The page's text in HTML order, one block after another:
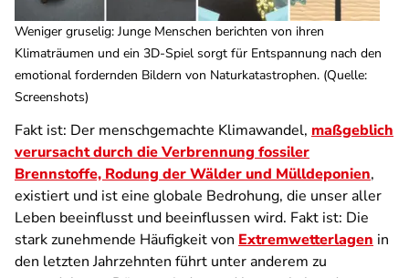
Weniger gruselig: Junge Menschen berichten von ihren
Klimaträumen und ein 3D-Spiel sorgt für Entspannung nach den
emotional fordernden Bildern von Naturkatastrophen. (Quelle:
Screenshots)
Fakt ist: Der menschgemachte Klimawandel, maßgeblich
verursacht durch die Verbrennung fossiler
Brennstoffe, Rodung der Wälder und Mülldeponien,
existiert und ist eine globale Bedrohung, die unser aller
Leben beeinflusst und beeinflussen wird. Fakt ist: Die
stark zunehmende Häufigkeit von Extremwetterlagen in
den letzten Jahrzehnten führt unter anderem zu